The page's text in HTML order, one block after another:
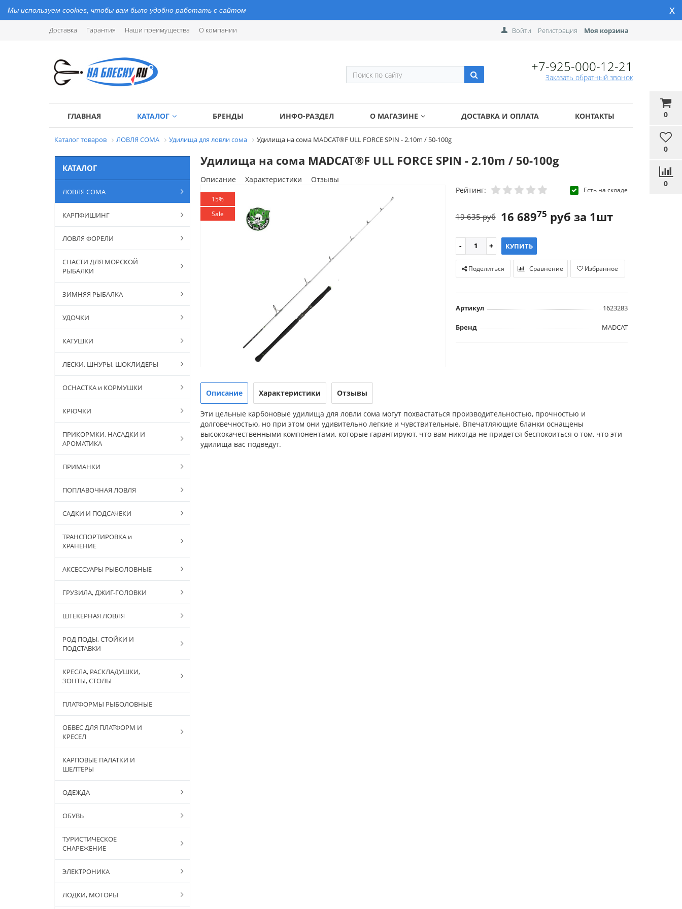
Мы используем cookies, чтобы вам было удобно работать с сайтом x
Доставка Гарантия Наши преимущества О компании
0
0
0
Войти Регистрация Моя корзина
+7-925-000-12-21
Заказать обратный звонок
ГЛАВНАЯ КАТАЛОГ БРЕНДЫ ИНФО-РАЗДЕЛ О МАГАЗИНЕ ДОСТАВКА И ОПЛАТА КОНТАКТЫ
Каталог товаров ЛОВЛЯ СОМА Удилища для ловли сома Удилища на сома MADCAT®F ULL FORCE SPIN - 2.10m / 50-100g
КАТАЛОГ
ЛОВЛЯ СОМА
КАРПФИШИНГ
ЛОВЛЯ ФОРЕЛИ
СНАСТИ ДЛЯ МОРСКОЙ
РЫБАЛКИ
ЗИМНЯЯ РЫБАЛКА
УДОЧКИ
КАТУШКИ
ЛЕСКИ, ШНУРЫ, ШОКЛИДЕРЫ
ОСНАСТКА и КОРМУШКИ
КРЮЧКИ
ПРИКОРМКИ, НАСАДКИ И
АРОМАТИКА
ПРИМАНКИ
ПОПЛАВОЧНАЯ ЛОВЛЯ
САДКИ И ПОДСАЧЕКИ
ТРАНСПОРТИРОВКА и
ХРАНЕНИЕ
АКСЕССУАРЫ РЫБОЛОВНЫЕ
ГРУЗИЛА, ДЖИГ-ГОЛОВКИ
ШТЕКЕРНАЯ ЛОВЛЯ
РОД ПОДЫ, СТОЙКИ И
ПОДСТАВКИ
КРЕСЛА, РАСКЛАДУШКИ,
ЗОНТЫ, СТОЛЫ
ПЛАТФОРМЫ РЫБОЛОВНЫЕ
ОБВЕС ДЛЯ ПЛАТФОРМ И
КРЕСЕЛ
КАРПОВЫЕ ПАЛАТКИ И
ШЕЛТЕРЫ
ОДЕЖДА
ОБУВЬ
ТУРИСТИЧЕСКОЕ
СНАРЕЖЕНИЕ
ЭЛЕКТРОНИКА
ЛОДКИ, МОТОРЫ
Удилища на сома MADCAT®F ULL FORCE SPIN - 2.10m / 50-100g
Описание Характеристики Отзывы
15%
Sale
Рейтинг: Есть на складе
16 68975 руб за 1шт
19 635 руб
КУПИТЬ
Поделиться Сравнение Избранное
Артикул 1623283
Бренд MADCAT
Описание Характеристики Отзывы
Эти цельные карбоновые удилища для ловли сома могут похвастаться производительностью, прочностью и
долговечностью, но при этом они удивительно легкие и чувствительные. Впечатляющие бланки оснащены
высококачественными компонентами, которые гарантируют, что вам никогда не придется беспокоиться о том, что эти
удилища вас подведут.